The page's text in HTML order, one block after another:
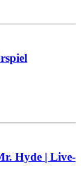
Hyde | Live-